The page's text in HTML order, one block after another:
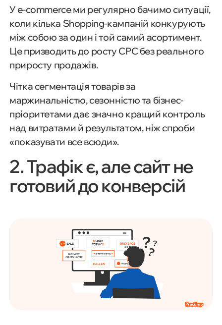
У e-commerce ми регулярно бачимо ситуації,
коли кілька Shopping-кампаній конкурують
між собою за один і той самий асортимент.
Це призводить до росту CPC без реального
приросту продажів.
Чітка сегментація товарів за
маржинальністю, сезонністю та бізнес-
пріоритетами дає значно кращий контроль
над витратами й результатом, ніж спроби
«показувати все всюди».
2. Трафік є, але сайт не
готовий до конверсій